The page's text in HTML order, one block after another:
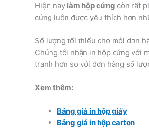
Hiện nay làm hộp cứng còn rất
cứng luôn được yêu thích hơn
Số lượng tối thiểu cho mỗi đơn
Chúng tôi nhận in hộp cứng với
tranh hơn so với đơn hàng số
Xem thêm:
Bảng giá in hộp giấy
Bảng giá in hộp carton